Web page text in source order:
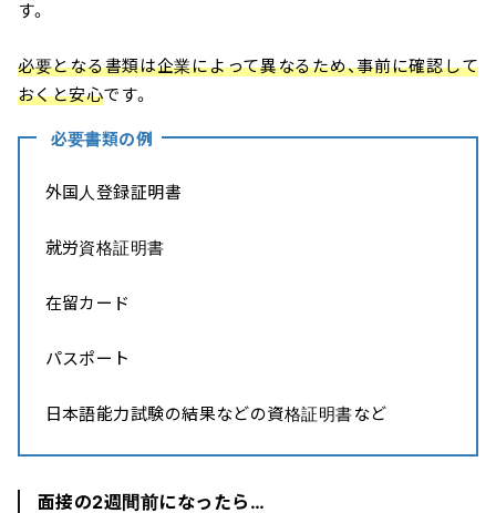
す。
必要となる書類は企業によって異なるため、事前に確認して
おくと安心です。
必要書類の例
外国人登録証明書
就労資格証明書
在留カード
パスポート
日本語能力試験の結果などの資格証明書など
面接の2週間前になったら…